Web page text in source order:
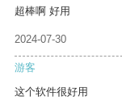
超棒啊 好用
2024-07-30
游客
这个软件很好用